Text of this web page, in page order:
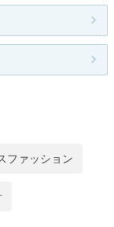
ファッション